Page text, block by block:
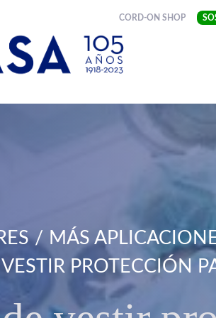
CORD-ON SHOP
MÁS
PROTECCIÓN